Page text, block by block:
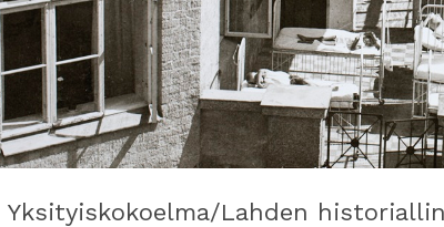
Yksityiskokoelma/Lahden